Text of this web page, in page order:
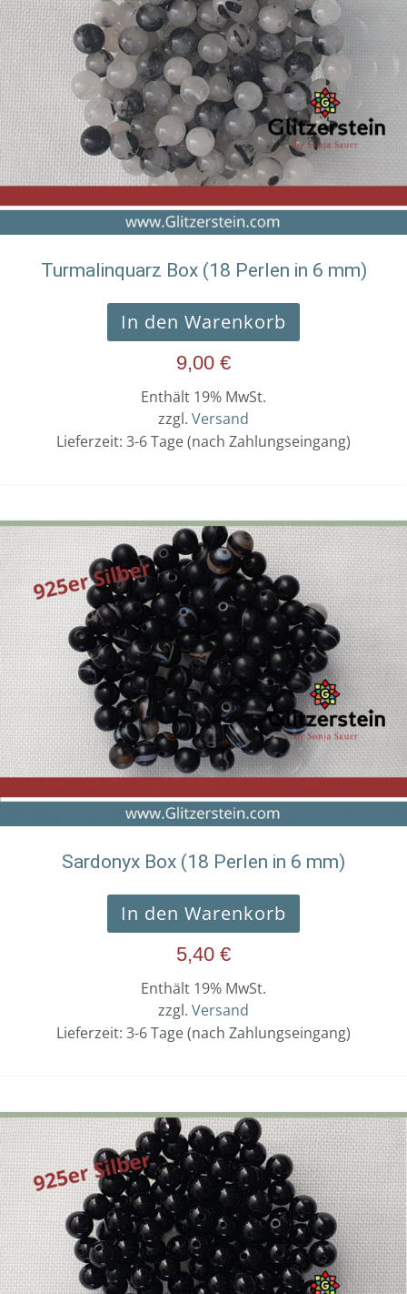
Turmalinquarz Box (18 Perlen in 6 mm)
In den Warenkorb
9,00 €
Enthält 19% MwSt.
zzgl. Versand
Lieferzeit: 3-6 Tage (nach Zahlungseingang)
Sardonyx Box (18 Perlen in 6 mm)
In den Warenkorb
5,40 €
Enthält 19% MwSt.
zzgl. Versand
Lieferzeit: 3-6 Tage (nach Zahlungseingang)